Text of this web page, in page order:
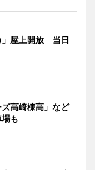
」屋上開放 当日
高崎棟高」など
場も